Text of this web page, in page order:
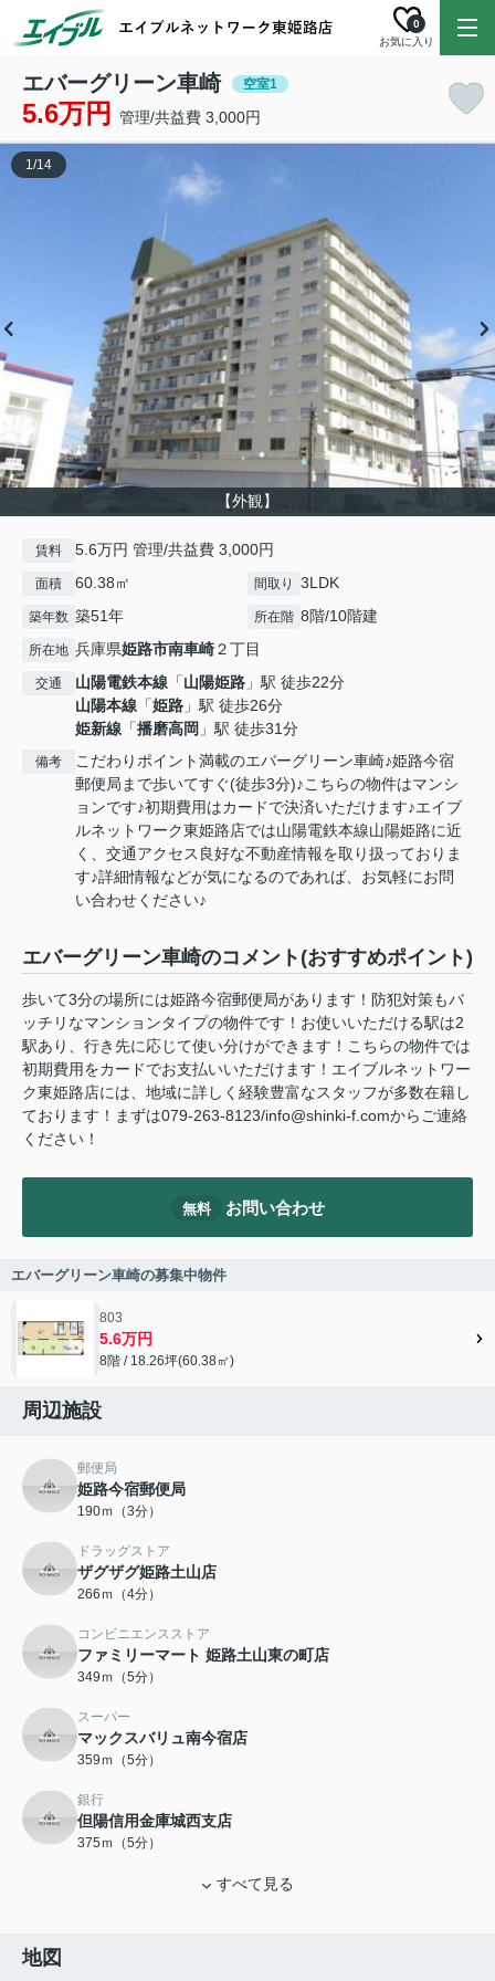
お気に入り
0
エバーグリーン車崎 空室1
5.6万円 管理/共益費 3,000円
【外観】
1/14
賃料 5.6万円 管理/共益費 3,000円
面積 60.38㎡ 間取り 3LDK
築年数 築51年 所在階 8階/10階建
所在地 兵庫県姫路市南車崎２丁目
交通 山陽電鉄本線 「山陽姫路 」駅 徒歩22分
山陽本線 「姫路 」駅 徒歩26分
姫新線 「播磨高岡 」駅 徒歩31分
備考
こだわりポイント満載のエバーグリーン車崎♪姫路今宿
郵便局まで歩いてすぐ(徒歩3分)♪こちらの物件はマンシ
ョンです♪初期費用はカードで決済いただけます♪エイブ
ルネットワーク東姫路店では山陽電鉄本線山陽姫路に近
く、交通アクセス良好な不動産情報を取り扱っておりま
す♪詳細情報などが気になるのであれば、お気軽にお問
い合わせください♪
エバーグリーン車崎のコメント(おすすめポイント)
歩いて3分の場所には姫路今宿郵便局があります！防犯対策もバ
ッチリなマンションタイプの物件です！お使いいただける駅は2
駅あり、行き先に応じて使い分けができます！こちらの物件では
初期費用をカードでお支払いいただけます！エイブルネットワー
ク東姫路店には、地域に詳しく経験豊富なスタッフが多数在籍し
ております！まずは079-263-8123/info@shinki-f.comからご連絡
ください！
無料 お問い合わせ
エバーグリーン車崎の募集中物件
803
5.6万円
8階 / 18.26坪(60.38㎡)
周辺施設
郵便局
姫路今宿郵便局
190ｍ（3分）
ドラッグストア
ザグザグ姫路土山店
266ｍ（4分）
コンビニエンスストア
ファミリーマート 姫路土山東の町店
349ｍ（5分）
スーパー
マックスバリュ南今宿店
359ｍ（5分）
銀行
但陽信用金庫城西支店
375ｍ（5分）
すべて見る
地図